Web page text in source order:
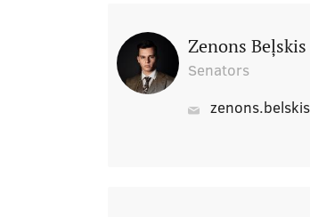
Zenons Beļskis
Senators